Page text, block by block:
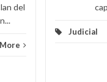
del
Judicial